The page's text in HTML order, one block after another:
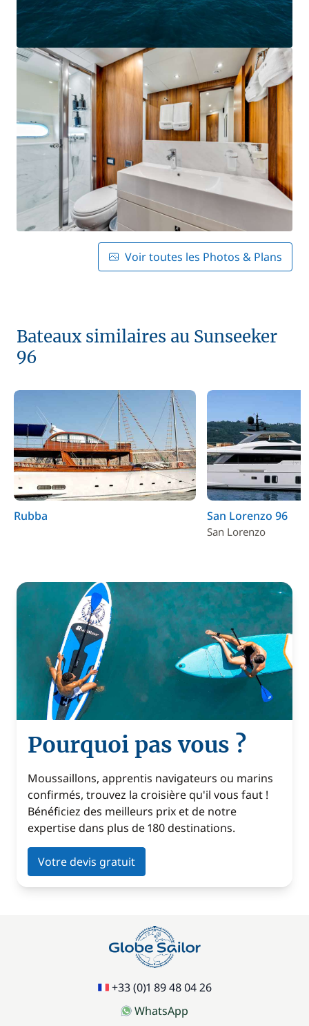
Voir toutes les Photos & Plans
Bateaux similaires au Sunseeker
96
Rubba San Lorenzo 96
San Lorenzo
Pourquoi pas vous ?
Moussaillons, apprentis navigateurs ou marins
confirmés, trouvez la croisière qu'il vous faut !
Bénéficiez des meilleurs prix et de notre
expertise dans plus de 180 destinations.
Votre devis gratuit
+33 (0)1 89 48 04 26
WhatsApp